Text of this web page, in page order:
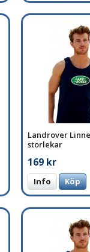
Landrover
storlekar
169 kr
Info Köp